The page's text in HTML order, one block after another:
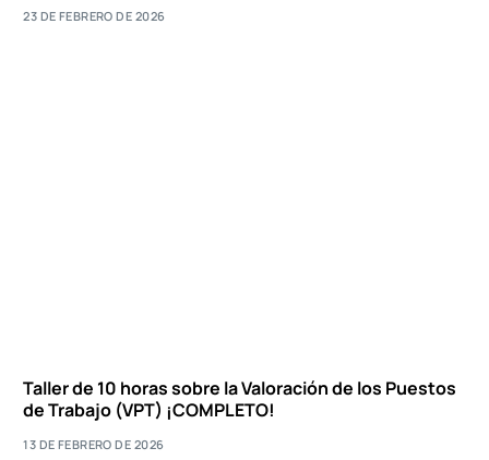
23 DE FEBRERO DE 2026
Taller de 10 horas sobre la Valoración de los Puestos
de Trabajo (VPT) ¡COMPLETO!
13 DE FEBRERO DE 2026